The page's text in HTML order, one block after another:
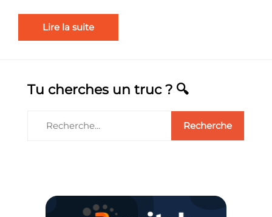
Lire la suite
Tu cherches un truc ? 🔍